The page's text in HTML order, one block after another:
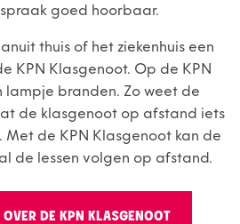
goed hoorbaar.
thuis of het ziekenhuis een
KPN Klasgenoot. Op de KPN
branden. Zo weet de
de klasgenoot op afstand iets
de KPN Klasgenoot kan de
de lessen volgen op afstand.
OVER DE KPN KLASGENOOT